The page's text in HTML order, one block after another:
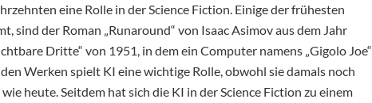
eine Rolle in der Science Fiction. Einige der frühesten
sind der Roman „Runaround“ von Isaac Asimov aus dem Jahr
Dritte“ von 1951, in dem ein Computer namens „Gigolo Joe“
Werken spielt KI eine wichtige Rolle, obwohl sie damals noch
heute. Seitdem hat sich die KI in der Science Fiction zu einem